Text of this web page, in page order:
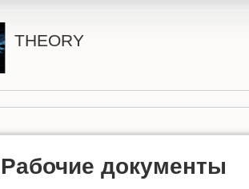
THEORY
Рабочие документы